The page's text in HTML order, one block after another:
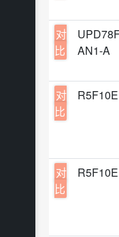
对
比
AN1-A
对
比
对
比